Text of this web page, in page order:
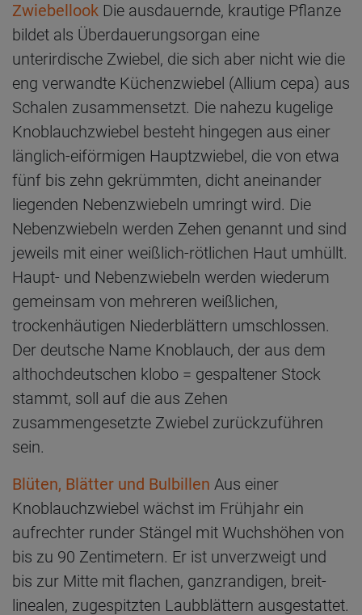
Zwiebellook Die ausdauernde, krautige Pflanze
bildet als Überdauerungsorgan eine
unterirdische Zwiebel, die sich aber nicht wie die
eng verwandte Küchenzwiebel (Allium cepa) aus
Schalen zusammensetzt. Die nahezu kugelige
Knoblauchzwiebel besteht hingegen aus einer
länglich-eiförmigen Hauptzwiebel, die von etwa
fünf bis zehn gekrümmten, dicht aneinander
liegenden Nebenzwiebeln umringt wird. Die
Nebenzwiebeln werden Zehen genannt und sind
jeweils mit einer weißlich-rötlichen Haut umhüllt.
Haupt- und Nebenzwiebeln werden wiederum
gemeinsam von mehreren weißlichen,
trockenhäutigen Niederblättern umschlossen.
Der deutsche Name Knoblauch, der aus dem
althochdeutschen klobo = gespaltener Stock
stammt, soll auf die aus Zehen
zusammengesetzte Zwiebel zurückzuführen
sein.
Blüten, Blätter und Bulbillen Aus einer
Knoblauchzwiebel wächst im Frühjahr ein
aufrechter runder Stängel mit Wuchshöhen von
bis zu 90 Zentimetern. Er ist unverzweigt und
bis zur Mitte mit flachen, ganzrandigen, breit-
linealen, zugespitzten Laubblättern ausgestattet.